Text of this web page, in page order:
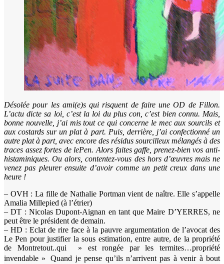
Désolée pour les ami(e)s qui risquent de faire une OD de Fillon.
L’actu dicte sa loi, c’est la loi du plus con, c’est bien connu. Mais,
bonne nouvelle, j’ai mis tout ce qui concerne le mec aux sourcils et
aux costards sur un plat à part. Puis, derrière, j’ai confectionné un
autre plat à part, avec encore des résidus sourcilleux mélangés à des
traces assez fortes de lePen. Alors faites gaffe, prenez-bien vos anti-
histaminiques. Ou alors, contentez-vous des hors d’œuvres mais ne
venez pas pleurer ensuite d’avoir comme un petit creux dans une
heure !
– OVH : La fille de Nathalie Portman vient de naître. Elle s’appelle
Amalia Millepied (à l’étrier)
– DT : Nicolas Dupont-Aignan en tant que Maire D’YERRES, ne
peut être le président de demain.
– HD : Eclat de rire face à la pauvre argumentation de l’avocat des
Le Pen pour justifier la sous estimation, entre autre, de la propriété
de Montretout..qui » est rongée par les termites…propriété
invendable » Quand je pense qu’ils n’arrivent pas à venir à bout